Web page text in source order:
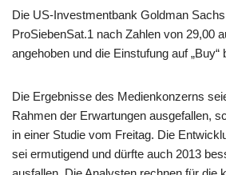
Die US-Investmentbank Goldman
ProSiebenSat.1 nach Zahlen von 29,00
angehoben und die Einstufung auf „Buy“
Die Ergebnisse des Medienkonzerns
Rahmen der Erwartungen ausgefallen,
in einer Studie vom Freitag. Die
sei ermutigend und dürfte auch 2013